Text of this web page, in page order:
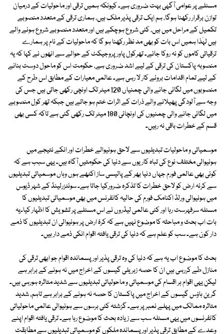
مسئلے پر عوامی آگہی بہت ضروری ہے۔ کیونکہ ہمیں ترقی اور ماحولیات کے درمیان
توازن برقرار رکھنا ہوگا، ہم ایک ترقی پذیر ملک ہیں، ہماری ترقی کے متعدد منصوبے
تکمیل کے مراحل میں ہیں، کئی شروع ہوچکے ہیں اور متعدد منصوبے شروع ہونے والے
ہیں لہٰذا ہمیں اس بات کو بھی مد نظر رکھنا ہو گا کہ ماحولیات کے نام پر ہمارے
ترقیاتی کاموں کو نہ روکا جائے۔ تھرکول پاور پروجیکٹ کے حوالے سے انھوں نے کہا کہ یہ
منصوبہ پاکستان کی ترقی کے لیے اشد ضروری ہے، حکومت اس کو ماحول دوست بنانے
کے لیے تمام اقدامات بروئے کار لا رہی ہے۔ عالمی معیارات کے مطابق اس طرح کے
منصوبوں میں لگائی جانے والی چمنیاں 120 میٹر تک اونچی رکھی جاتی ہیں جس کی
وجہ سے آلودگی پھیلانے والے ذرات کے اثرات ختم ہو جاتے ہیں جبکہ تھر کول منصوبے
میں لگائی جانے والی چمنیوں کی اونچائی 180 میٹر تک رکھی گئی ہے تاکہ کسی بھی
قسم کے خطرات باقی نہ رہیں۔
موسمیاتی و ماحولیات تبدیلیوں سے لاحق ہونیوالے خطرات اور انکے نتیجے میں
ہونیوالی مختلف نوع کی تباہ کاریوں سے دنیا کی حکومتیں آگاہ ہیں۔ یہی سبب ہے کہ
کوئی بھی عالمی فورم جہاں دنیا بھر کے پالیسی ساز اکٹھے ہوں وہاں موسمیاتی تبدیلیوں
سے کرئہ ارض کو لاحق خطرات کا تذکرہ ضرورکیا جاتا ہے۔ سوئٹزرلینڈ کے شہر ڈیوس
میں ہونیوالی ورلڈ اکنامک فورم کی حالیہ کانفرنس میں بھی موسمیاتی تبدیلیوں کا
مسئلہ سرفہرست رہا اور کئی عالمی لیڈروں نے اس مسئلے پر تشویش کا اظہار کیا۔یہ
بات اب بحث و مباحثہ کا موضوع نہیں ہے کہ کرۂ ارض پر ہونیوالی ان تبدیلیوں کا ذمے
دار کون ہے۔ سب کو علم ہے کہ دنیا کی ترقی یافتہ اقوام انکی ذمے دار ہیں۔
بحث کا موضوع اب یہ ہے کہ دنیا کی وہ ترقی پذیر اور پسماندہ اقوام جو ابھی ترقی کی
منازل طے کررہی ہیں ان کا حصہ زہریلی گیسوں کے اخراج میں نہ ہونے کے برابر ہے
لیکن یہی اقوام ہر اقسام کی موسمیاتی و ماحولیاتی تبدیلیوں سے شدید متاثرہ ہورہی ہیں۔
گرین ہاؤس گیسوں کے اخراج میں پاکستان کا حصہ نہ ہونے کے برابر ہے تاہم، شدید
متاثرہ ممالک میں پہلے نمبر پر ہے۔ گزشتہ کئی برسوں سے ہونیوالی عالمی ماحولیاتی
کانفرنسوں میں یہی مسئلہ سب سے زیادہ بحث کا موضوع رہا ہے۔ ترقی یافتہ اقوام اپنے
وعدے کے مطابق ترقی پذیر اور پسماندہ ملکوں کو موسمیاتی تبدیلیوں سے مطابقت